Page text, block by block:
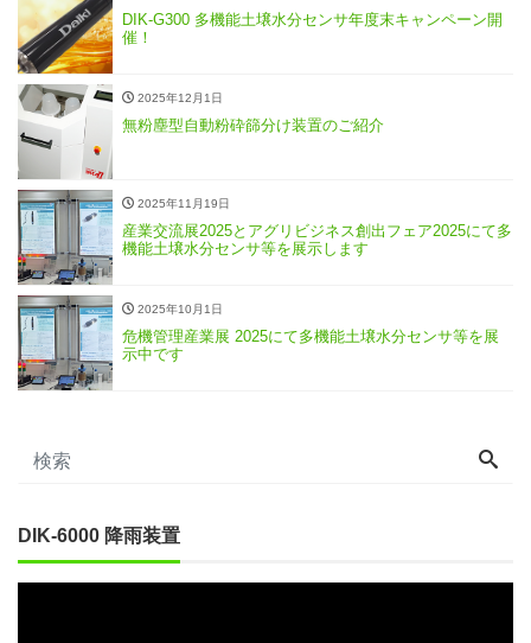
DIK-G300 多機能土壌水分センサ年度末キャンペーン開
催！
2025年12月1日
無粉塵型自動粉砕篩分け装置のご紹介
2025年11月19日
産業交流展2025とアグリビジネス創出フェア2025にて多
機能土壌水分センサ等を展示します
2025年10月1日
危機管理産業展 2025にて多機能土壌水分センサ等を展
示中です
DIK-6000 降雨装置